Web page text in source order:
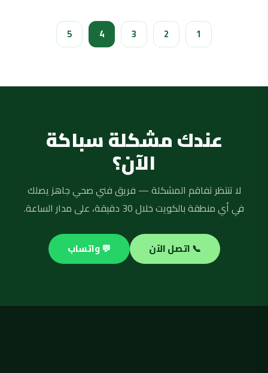
1
2
3
4
5
عندك مشكلة سباكة
الآن؟
لا تنتظر تفاقم المشكلة — فريق فني صحي جاهز يصلك
في أي منطقة بالكويت خلال 30 دقيقة، على مدار الساعة.
📞 اتصل الآن 💬 واتساب